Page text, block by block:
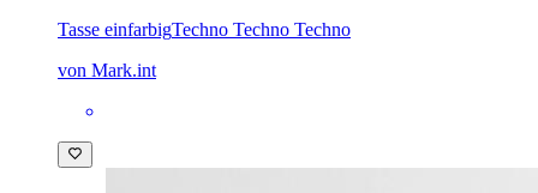
Tasse einfarbigTechno Techno Techno
von Mark.int